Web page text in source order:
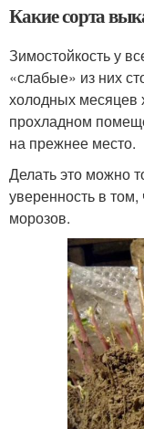
Какие сорта
Зимостойкость у
«слабые» из них
холодных месяцев
прохладном
на прежнее место.
Делать это можно
уверенность в
морозов.